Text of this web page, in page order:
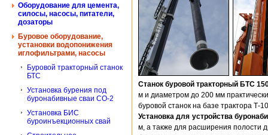
Оборудование для цемента,
силосы, насосы, питатели,
дозаторы
Буровое оборудование,
установки водопонижения
иглофильтрами, насосы
Буровой тракторный станок
БТС
Установка бурения под
буронабивные сваи СО-2
Установка БИС
буроинъекционных свай
Станок буровой тракторный БТС
м и диаметром до 200 мм
буровой станок на базе трактора Т-
Установка для устройства
м, а также для расширения полости